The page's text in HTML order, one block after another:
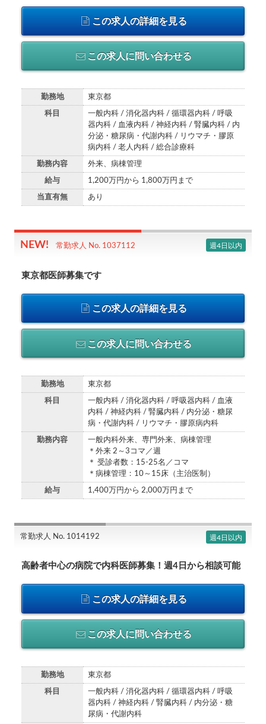
この求人の詳細を見る
この求人に問い合わせる
勤務地 東京都
科目
一般内科 / 消化器内科 / 循環器内科 / 呼吸
器内科 / 血液内科 / 神経内科 / 腎臓内科 / 内
分泌・糖尿病・代謝内科 / リウマチ・膠原
病内科 / 老人内科 / 総合診療科
勤務内容 外来、病棟管理
給与 1,200万円から 1,800万円まで
当直有無 あり
常勤求人 No. 1037112 週4日以内
東京都医師募集です
この求人の詳細を見る
この求人に問い合わせる
勤務地 東京都
科目
一般内科 / 消化器内科 / 呼吸器内科 / 血液
内科 / 神経内科 / 腎臓内科 / 内分泌・糖尿
病・代謝内科 / リウマチ・膠原病内科
勤務内容
一般内科外来、専門外来、病棟管理
＊外来 2～3コマ／週
＊ 受診者数：15-25名／コマ
＊病棟管理：10～15床（主治医制）
給与 1,400万円から 2,000万円まで
常勤求人 No. 1014192 週4日以内
高齢者中心の病院で内科医師募集！週4日から相談可能
この求人の詳細を見る
この求人に問い合わせる
勤務地 東京都
科目
一般内科 / 消化器内科 / 循環器内科 / 呼吸
器内科 / 神経内科 / 腎臓内科 / 内分泌・糖
尿病・代謝内科